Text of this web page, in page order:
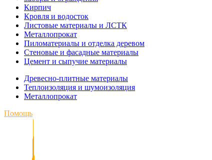
Кирпич
Кровля и водосток
Листовые материалы и ЛСТК
Металлопрокат
Пиломатериалы и отделка деревом
Стеновые и фасадные материалы
Цемент и сыпучие материалы
Древесно-плитные материалы
Теплоизоляция и шумоизоляция
Металлопрокат
Помощь